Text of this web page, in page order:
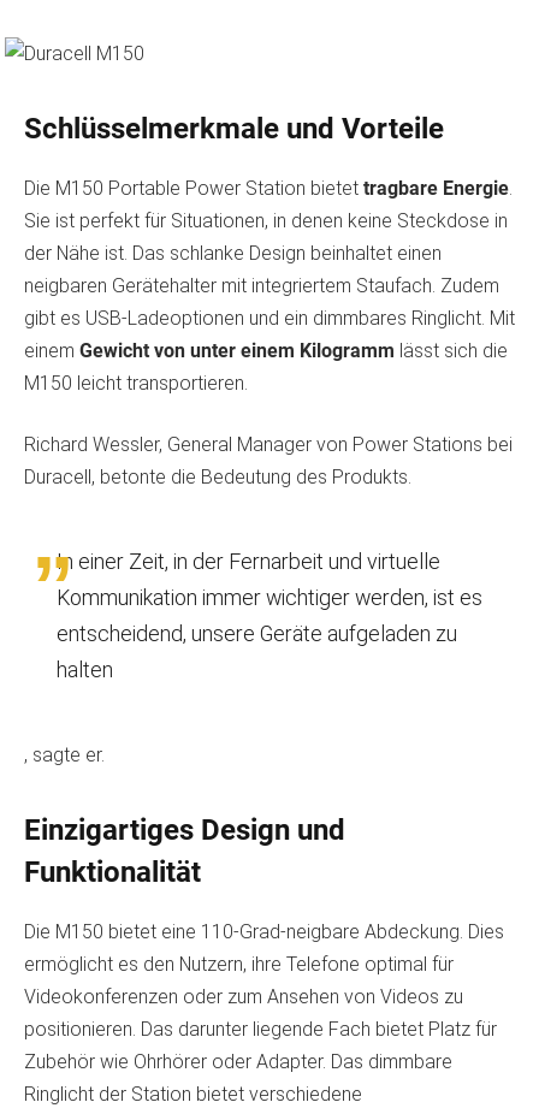
Schlüsselmerkmale und Vorteile
Die M150 Portable Power Station bietet tragbare Energie.
Sie ist perfekt für Situationen, in denen keine Steckdose in
der Nähe ist. Das schlanke Design beinhaltet einen
neigbaren Gerätehalter mit integriertem Staufach. Zudem
gibt es USB-Ladeoptionen und ein dimmbares Ringlicht. Mit
einem Gewicht von unter einem Kilogramm lässt sich die
M150 leicht transportieren.
Richard Wessler, General Manager von Power Stations bei
Duracell, betonte die Bedeutung des Produkts.
In einer Zeit, in der Fernarbeit und virtuelle
Kommunikation immer wichtiger werden, ist es
entscheidend, unsere Geräte aufgeladen zu
halten
, sagte er.
Einzigartiges Design und
Funktionalität
Die M150 bietet eine 110-Grad-neigbare Abdeckung. Dies
ermöglicht es den Nutzern, ihre Telefone optimal für
Videokonferenzen oder zum Ansehen von Videos zu
positionieren. Das darunter liegende Fach bietet Platz für
Zubehör wie Ohrhörer oder Adapter. Das dimmbare
Ringlicht der Station bietet verschiedene